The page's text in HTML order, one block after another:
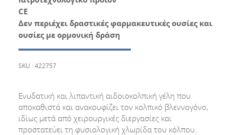
CE
Δεν περιέχει δραστικές φαρμακευτικές ουσίες και
ουσίες με ορμονική δράση
SKU : 422757
Ενυδατική και λιπαντική αιδοιοκολπική γέλη που
αποκαθιστά και ανακουφίζει τον κολπικό βλεννογόνο,
ιδίως μετά από χειρουργικές διεργασίες και
προστατεύει τη φυσιολογική χλωρίδα του κόλπου.